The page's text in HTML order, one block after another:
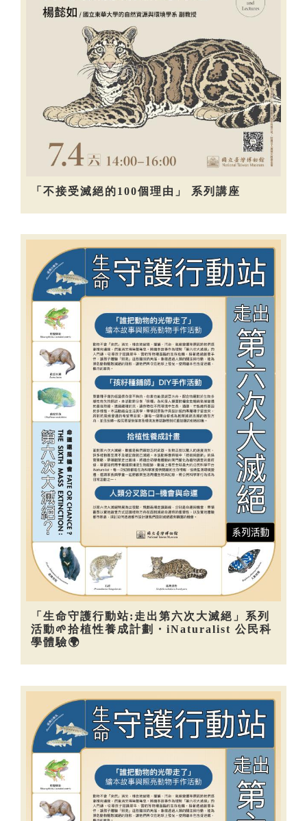
「不接受滅絕的100個理由」 系列講座
「生命守護行動站:走出第六次大滅絕」系列
活動🌱拾植性養成計劃・iNaturalist 公民科
學體驗🌍